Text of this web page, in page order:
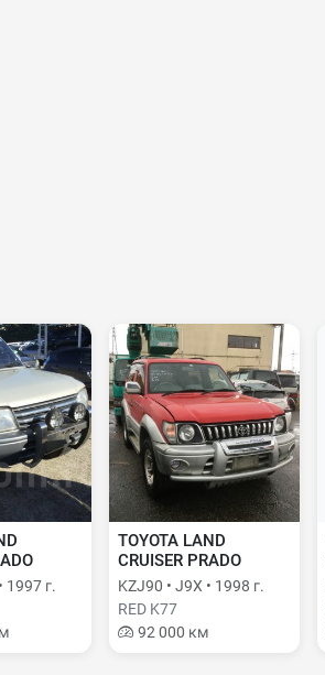
1997 г.
TOYOTA LAND
CRUISER PRADO
KZJ90 • J9X • 1998 г.
RED K77
92 000 км